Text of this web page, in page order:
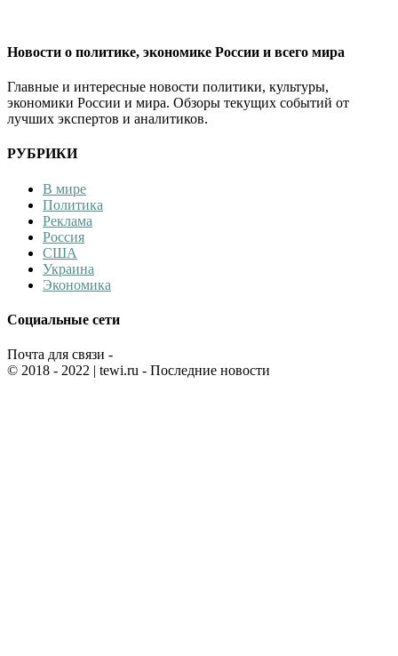
Новости о политике, экономике России и всего мира
Главные и интересные новости политики, культуры,
экономики России и мира. Обзоры текущих событий от
лучших экспертов и аналитиков.
РУБРИКИ
В мире
Политика
Реклама
Россия
США
Украина
Экономика
Социальные сети
Почта для связи -
© 2018 - 2022 | tewi.ru - Последние новости